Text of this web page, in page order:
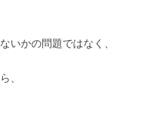
いかの問題ではなく、
、